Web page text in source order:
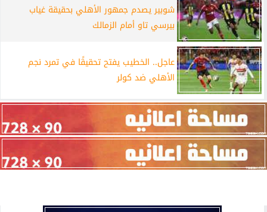
شوبير يصدم جمهور الأهلي بحقيقة غياب
بيرسي تاو أمام الزمالك
عاجل.. الخطيب يفتح تحقيقًا في تمرد نجم
الأهلي ضد كولر